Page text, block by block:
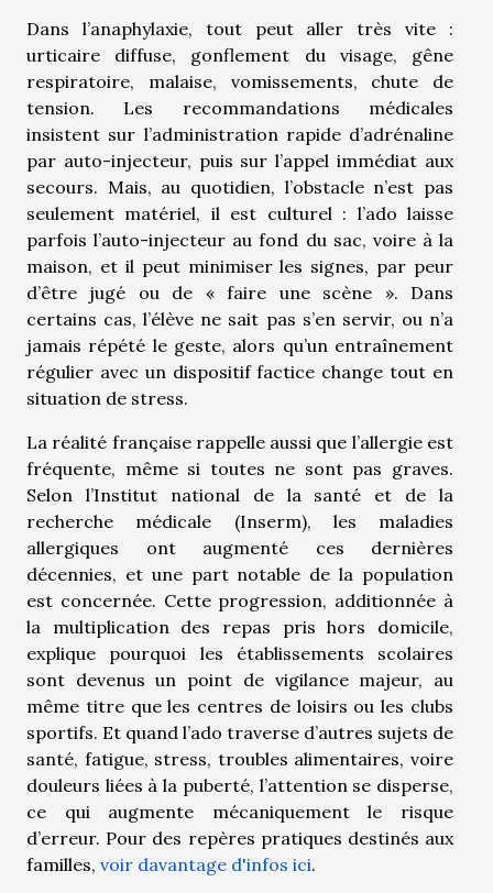
Dans l’anaphylaxie, tout peut aller très vite :
urticaire diffuse, gonflement du visage, gêne
respiratoire, malaise, vomissements, chute de
tension. Les recommandations médicales
insistent sur l’administration rapide d’adrénaline
par auto-injecteur, puis sur l’appel immédiat aux
secours. Mais, au quotidien, l’obstacle n’est pas
seulement matériel, il est culturel : l’ado laisse
parfois l’auto-injecteur au fond du sac, voire à la
maison, et il peut minimiser les signes, par peur
d’être jugé ou de « faire une scène ». Dans
certains cas, l’élève ne sait pas s’en servir, ou n’a
jamais répété le geste, alors qu’un entraînement
régulier avec un dispositif factice change tout en
situation de stress.
La réalité française rappelle aussi que l’allergie est
fréquente, même si toutes ne sont pas graves.
Selon l’Institut national de la santé et de la
recherche médicale (Inserm), les maladies
allergiques ont augmenté ces dernières
décennies, et une part notable de la population
est concernée. Cette progression, additionnée à
la multiplication des repas pris hors domicile,
explique pourquoi les établissements scolaires
sont devenus un point de vigilance majeur, au
même titre que les centres de loisirs ou les clubs
sportifs. Et quand l’ado traverse d’autres sujets de
santé, fatigue, stress, troubles alimentaires, voire
douleurs liées à la puberté, l’attention se disperse,
ce qui augmente mécaniquement le risque
d’erreur. Pour des repères pratiques destinés aux
familles, voir davantage d'infos ici.